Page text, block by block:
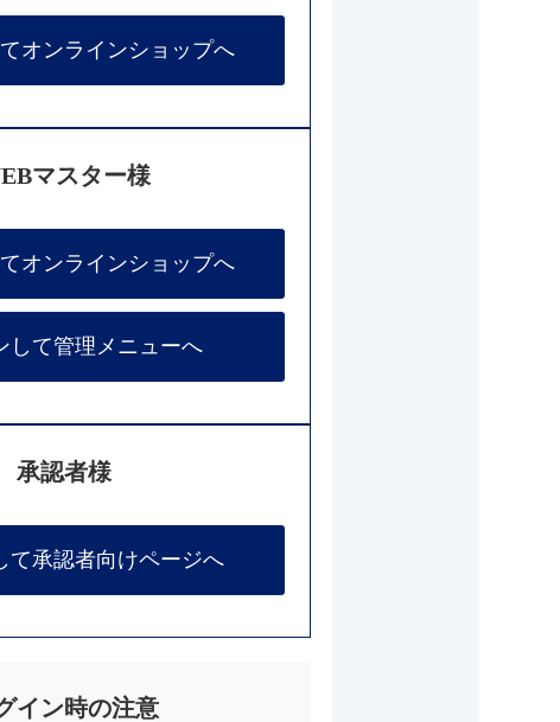
オンラインショップへ
マスター様
オンラインショップへ
して管理メニューへ
承認者様
て承認者向けページへ
イン時の注意